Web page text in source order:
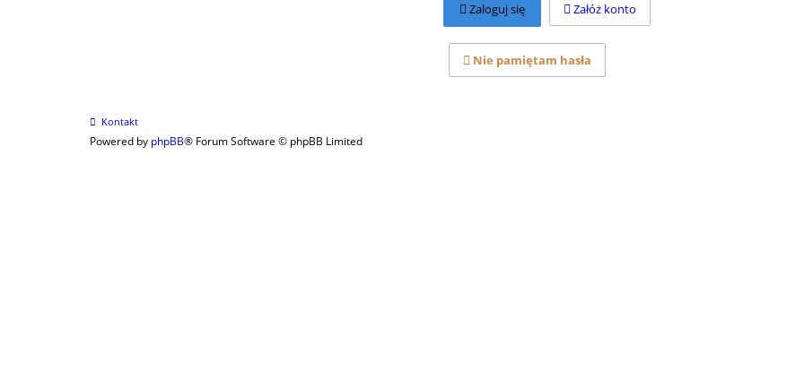
Zaloguj się Załóż konto
Nie pamiętam hasła
Kontakt
Powered by phpBB® Forum Software © phpBB Limited